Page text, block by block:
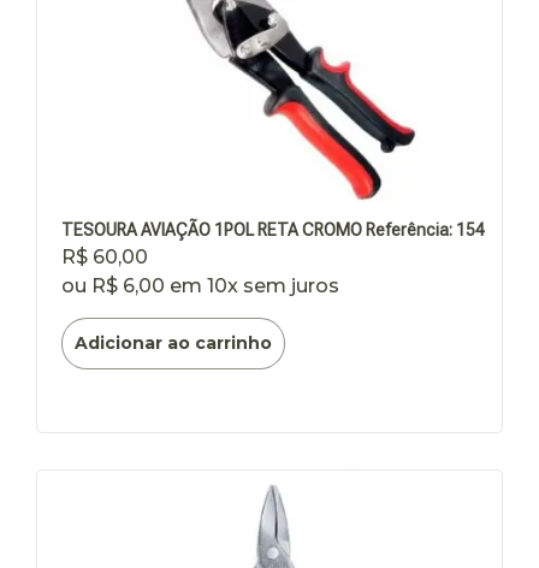
TESOURA AVIAÇÃO 1POL RETA CROMO Referência: 154
R$ 60,00
ou R$ 6,00 em 10x sem juros
Adicionar ao carrinho